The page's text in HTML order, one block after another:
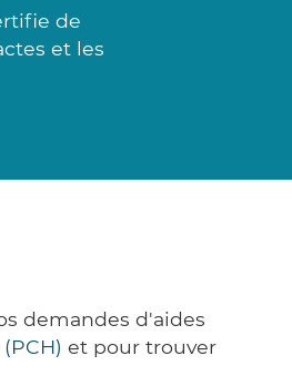
de
et les
demandes d'aides
et pour trouver